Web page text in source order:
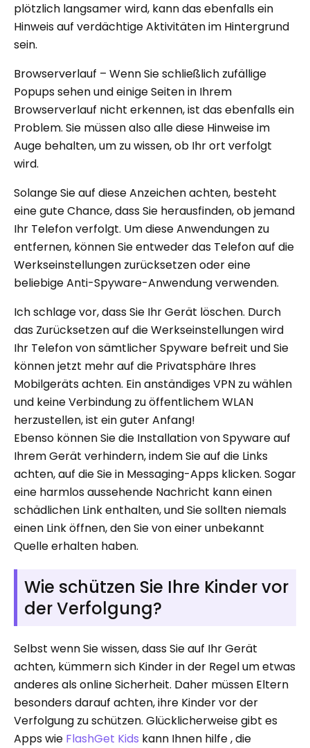
plötzlich langsamer wird, kann das ebenfalls ein
Hinweis auf verdächtige Aktivitäten im Hintergrund
sein.
Browserverlauf – Wenn Sie schließlich zufällige
Popups sehen und einige Seiten in Ihrem
Browserverlauf nicht erkennen, ist das ebenfalls ein
Problem. Sie müssen also alle diese Hinweise im
Auge behalten, um zu wissen, ob Ihr ort verfolgt
wird.
Solange Sie auf diese Anzeichen achten, besteht
eine gute Chance, dass Sie herausfinden, ob jemand
Ihr Telefon verfolgt. Um diese Anwendungen zu
entfernen, können Sie entweder das Telefon auf die
Werkseinstellungen zurücksetzen oder eine
beliebige Anti-Spyware-Anwendung verwenden.
Ich schlage vor, dass Sie Ihr Gerät löschen. Durch
das Zurücksetzen auf die Werkseinstellungen wird
Ihr Telefon von sämtlicher Spyware befreit und Sie
können jetzt mehr auf die Privatsphäre Ihres
Mobilgeräts achten. Ein anständiges VPN zu wählen
und keine Verbindung zu öffentlichem WLAN
herzustellen, ist ein guter Anfang!
Ebenso können Sie die Installation von Spyware auf
Ihrem Gerät verhindern, indem Sie auf die Links
achten, auf die Sie in Messaging-Apps klicken. Sogar
eine harmlos aussehende Nachricht kann einen
schädlichen Link enthalten, und Sie sollten niemals
einen Link öffnen, den Sie von einer unbekannt
Quelle erhalten haben.
Wie schützen Sie Ihre Kinder vor
der Verfolgung?
Selbst wenn Sie wissen, dass Sie auf Ihr Gerät
achten, kümmern sich Kinder in der Regel um etwas
anderes als online Sicherheit. Daher müssen Eltern
besonders darauf achten, ihre Kinder vor der
Verfolgung zu schützen. Glücklicherweise gibt es
Apps wie FlashGet Kids kann Ihnen hilfe , die